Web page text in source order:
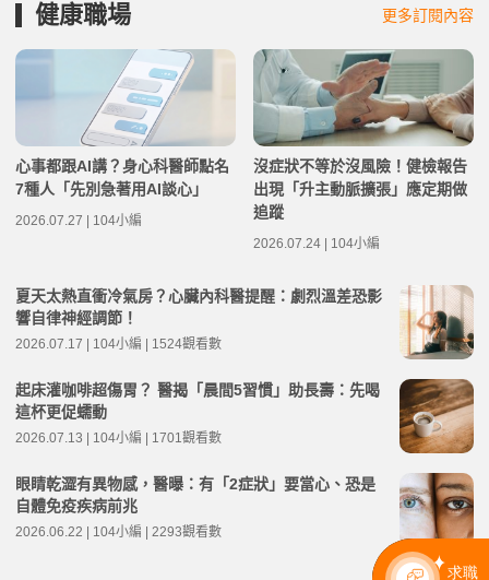
健康職場 更多訂閱內容
心事都跟AI講？身心科醫師點名
7種人「先別急著用AI談心」
2026.07.27 | 104小編
沒症狀不等於沒風險！健檢報告
出現「升主動脈擴張」應定期做
追蹤
2026.07.24 | 104小編
夏天太熱直衝冷氣房？心臟內科醫提醒：劇烈溫差恐影
響自律神經調節！
2026.07.17 | 104小編 | 1524觀看數
起床灌咖啡超傷胃？ 醫揭「晨間5習慣」助長壽：先喝
這杯更促蠕動
2026.07.13 | 104小編 | 1701觀看數
眼睛乾澀有異物感，醫曝：有「2症狀」要當心、恐是
自體免疫疾病前兆
2026.06.22 | 104小編 | 2293觀看數